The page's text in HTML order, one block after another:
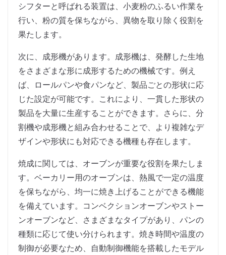
シフターと呼ばれる装置は、小麦粉のふるい作業を
行い、粉の質を保ちながら、異物を取り除く役割を
果たします。
次に、成形機があります。成形機は、発酵した生地
をさまざまな形に成形するための機械です。例え
ば、ロールパンや食パンなど、製品ごとの形状に応
じた設定が可能です。これにより、一貫した形状の
製品を大量に生産することができます。さらに、分
割機や成形機と組み合わせることで、より複雑なデ
ザインや形状にも対応できる機種も存在します。
焼成に関しては、オーブンが重要な役割を果たしま
す。ベーカリー用のオーブンは、熱風で一定の温度
を保ちながら、均一に焼き上げることができる機能
を備えています。コンベクションオーブンやストー
ンオーブンなど、さまざまなタイプがあり、パンの
種類に応じて使い分けられます。焼き時間や温度の
制御が必要なため、自動制御機能を搭載したモデル